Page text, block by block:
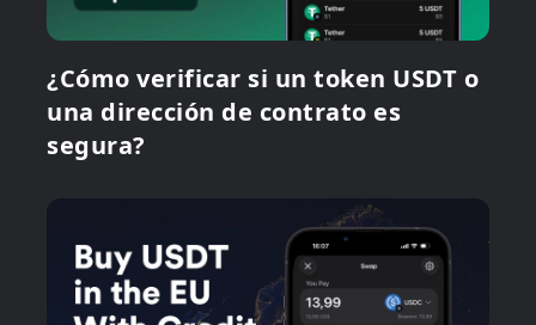
¿Cómo verificar si un token USDT o
una dirección de contrato es
segura?